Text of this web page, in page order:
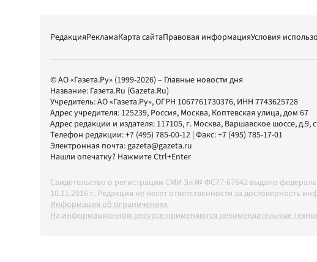
РедакцияРекламаКарта сайтаПравовая информацияУсловия
© АО «Газета.Ру» (1999-2026) – Главные новости дня
Название: Газета.Ru (Gazeta.Ru)
Учредитель:АО «Газета.Ру», ОГРН 1067761730376, ИНН 7743625728
Адрес учредителя: 125239, Россия, Москва, Коптевская улица, дом 67
Адрес редакции и издателя: 117105, г. Москва, Варшавское шоссе, д.9,
Телефон редакции:+7 (495) 785-00-12 | Факс:+7 (495) 785-17-01
Электронная почта:gazeta@gazeta.ru
Нашли опечатку? Нажмите Ctrl+Enter
Свидетельство о регистрации СМИ Эл № ФС77-67642 выдано
10.11.2016 г. Редакция не несет ответственности за
Информация об ограничениях
На информационном ресурсе применяются рекомендательные